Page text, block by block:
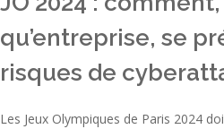
qu’entreprise, se
risques de
Les Jeux Olympiques de Paris 2024